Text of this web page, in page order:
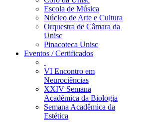
Escola de Música
Núcleo de Arte e Cultura
Orquestra de Câmara da
Unisc
Pinacoteca Unisc
Eventos / Certificados
VI Encontro em
Neurociências
XXIV Semana
Acadêmica da Biologia
Semana Acadêmica da
Estética